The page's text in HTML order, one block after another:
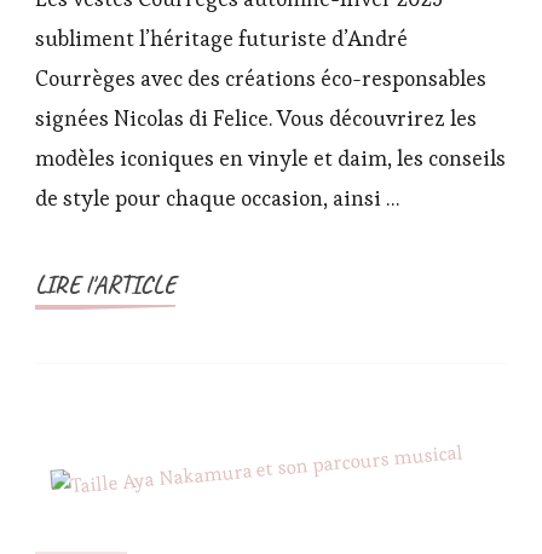
subliment l’héritage futuriste d’André
Courrèges avec des créations éco-responsables
signées Nicolas di Felice. Vous découvrirez les
modèles iconiques en vinyle et daim, les conseils
de style pour chaque occasion, ainsi …
LIRE l'ARTICLE